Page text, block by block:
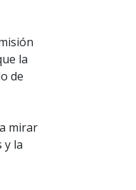
la
de
mirar
y la